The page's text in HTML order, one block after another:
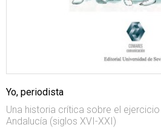
Yo, periodista
Una historia crítica sobre el
Andalucía (siglos XVI-XXI)